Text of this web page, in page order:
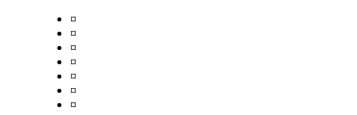
¤
¤
¤
¤
¤
¤
¤